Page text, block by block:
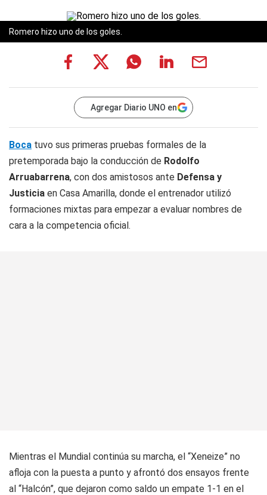
Romero hizo uno de los goles.
Agregar Diario UNO en
Boca tuvo sus primeras pruebas formales de la
pretemporada bajo la conducción de Rodolfo
Arruabarrena, con dos amistosos ante Defensa y
Justicia en Casa Amarilla, donde el entrenador utilizó
formaciones mixtas para empezar a evaluar nombres de
cara a la competencia oficial.
Mientras el Mundial continúa su marcha, el “Xeneize” no
afloja con la puesta a punto y afrontó dos ensayos frente
al “Halcón”, que dejaron como saldo un empate 1-1 en el